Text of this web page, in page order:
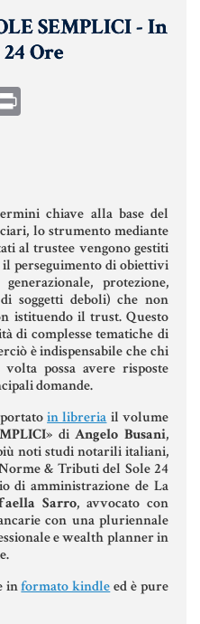
del
SEMPLICI - In
Ore
chiave alla base del
lo strumento mediante
al trustee vengono gestiti
perseguimento di obiettivi
protezione,
soggetti deboli) che non
istituendo il trust. Questo
di complesse tematiche di
è indispensabile che chi
possa avere risposte
domande.
portatoin libreria il volume
» diAngelo Busani,
noti studi notarili italiani,
& Tributi del Sole 24
di amministrazione de La
Sarro, avvocato con
con una pluriennale
e wealth planner in
informato kindleed è pure